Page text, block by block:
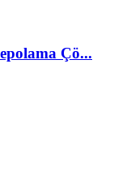
Çö...